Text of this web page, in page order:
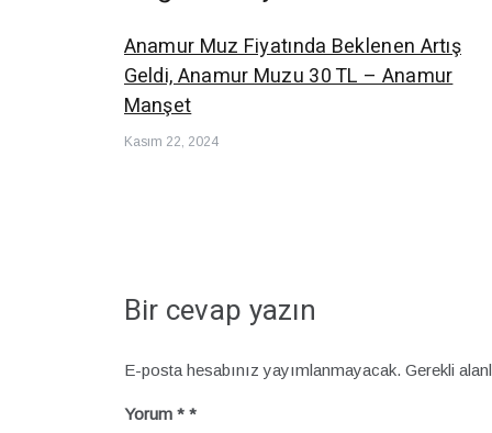
Anamur Muz Fiyatında Beklenen Artış
Geldi, Anamur Muzu 30 TL – Anamur
Manşet
Kasım 22, 2024
Bir cevap yazın
E-posta hesabınız yayımlanmayacak. Gerekli
Yorum *